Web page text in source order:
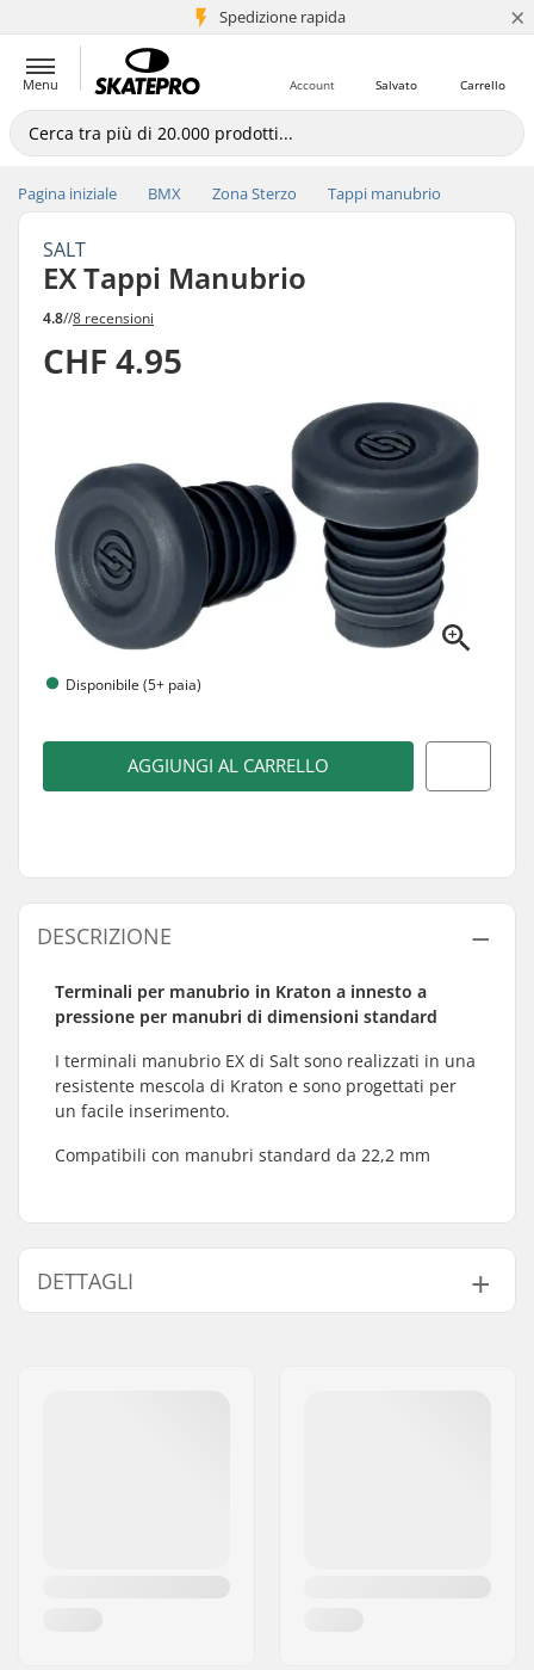
Spedizione rapida
+5 mln di clienti ×
Menu Carrello
Salvato
Account
Pagina iniziale BMX Zona Sterzo Tappi manubrio
SALT
EX Tappi Manubrio
4.8//8 recensioni
CHF 4.95
Disponibile (5+ paia)
AGGIUNGI AL CARRELLO
DESCRIZIONE
Terminali per manubrio in Kraton a innesto a
pressione per manubri di dimensioni standard
I terminali manubrio EX di Salt sono realizzati in una
resistente mescola di Kraton e sono progettati per
un facile inserimento.
Compatibili con manubri standard da 22,2 mm
DETTAGLI